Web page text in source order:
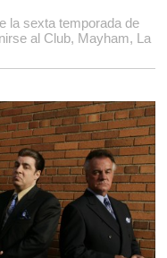
la sexta temporada de
al Club, Mayham, La